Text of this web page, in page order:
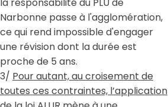
Narbonne passe à l'agglomération,
ce qui rend impossible d'engager
une révision dont la durée est
proche de 5 ans.
3/ Pour autant, au croisement de
toutes ces contraintes, l’application